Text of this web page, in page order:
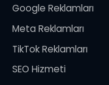
Google Reklamları
Meta Reklamları
TikTok Reklamları
SEO Hizmeti